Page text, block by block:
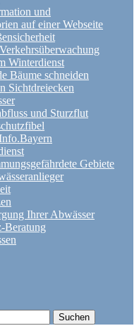
und
auf einer Webseite
Winterdienst
Bäume schneiden
Sichtdreiecken
und Sturzflut
Gebiete
Ihrer Abwässer
Beratung